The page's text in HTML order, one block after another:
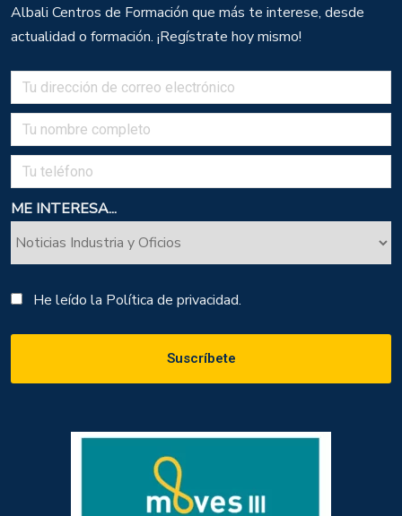
Albali Centros de Formación que más te interese, desde
actualidad o formación. ¡Regístrate hoy mismo!
ME INTERESA...
He leído la Política de privacidad.